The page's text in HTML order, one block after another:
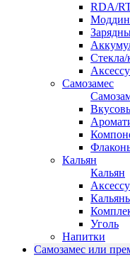
RDA/
Самозамес
Кальян
Кальян
Уголь
Напитки
Самозамес или